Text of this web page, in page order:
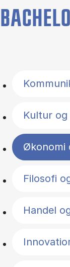
Kultur
Økonomi
Filosofi
Handel